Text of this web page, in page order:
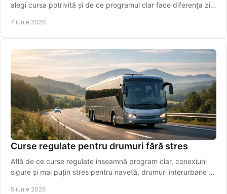
alegi cursa potrivită și de ce programul clar face diferența zi
7 iunie 2026
Curse regulate pentru drumuri fără stres
Află de ce curse regulate înseamnă program clar, conexiuni
sigure și mai puțin stres pentru navetă, drumuri interurbane și
5 iunie 2026